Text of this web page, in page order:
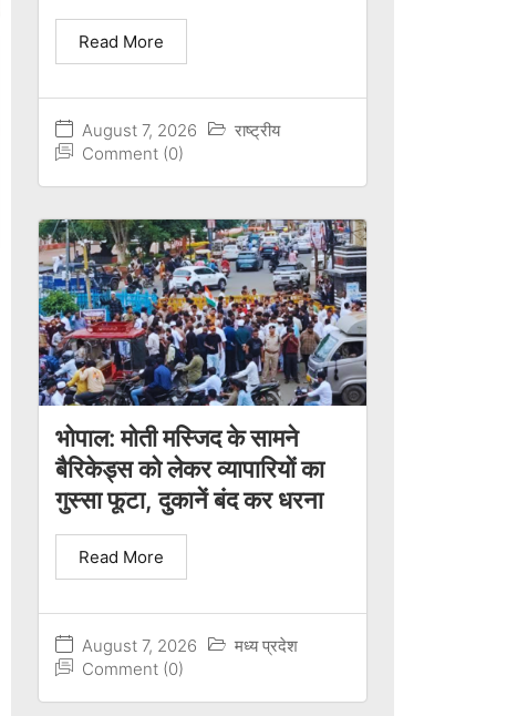
August 7, 2026
राष्ट्रीय
Comment (0)
Read More
भोपाल: मोती मस्जिद के सामने
बैरिकेड्स को लेकर व्यापारियों का
गुस्सा फूटा, दुकानें बंद कर धरना
August 7, 2026
मध्य प्रदेश
Comment (0)
Read More